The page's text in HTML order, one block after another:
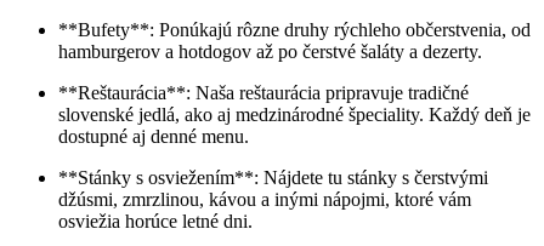
**Bufety**: Ponúkajú rôzne druhy rýchleho občerstvenia, od
hamburgerov a hotdogov až po čerstvé šaláty a dezerty.
**Reštaurácia**: Naša reštaurácia pripravuje tradičné
slovenské jedlá, ako aj medzinárodné špeciality. Každý deň je
dostupné aj denné menu.
**Stánky s osviežením**: Nájdete tu stánky s čerstvými
džúsmi, zmrzlinou, kávou a inými nápojmi, ktoré vám
osviežia horúce letné dni.